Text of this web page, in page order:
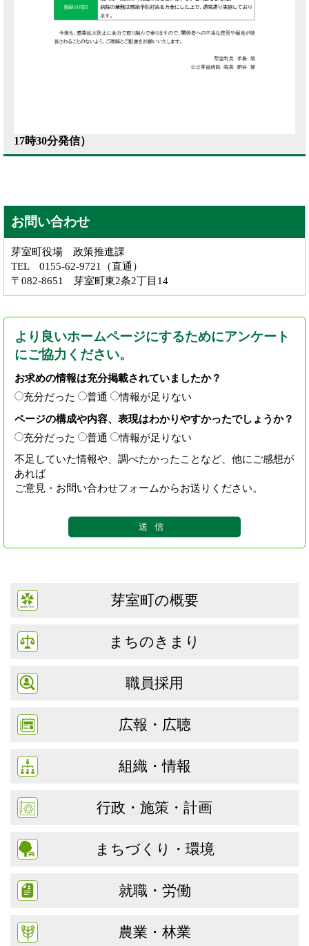
17時30分発信）
お問い合わせ
芽室町役場 政策推進課
TEL 0155-62-9721（直通）
〒082-8651 芽室町東2条2丁目14
より良いホームページにするためにアンケート
にご協力ください。
お求めの情報は充分掲載されていましたか？
充分だった
普通
情報が足りない
ページの構成や内容、表現はわかりやすかったでしょうか？
充分だった
普通
情報が足りない
不足していた情報や、調べたかったことなど、他にご感想が
あれば
ご意見・お問い合わせフォームからお送りください。
芽室町の概要
まちのきまり
職員採用
広報・広聴
組織・情報
行政・施策・計画
まちづくり・環境
就職・労働
農業・林業